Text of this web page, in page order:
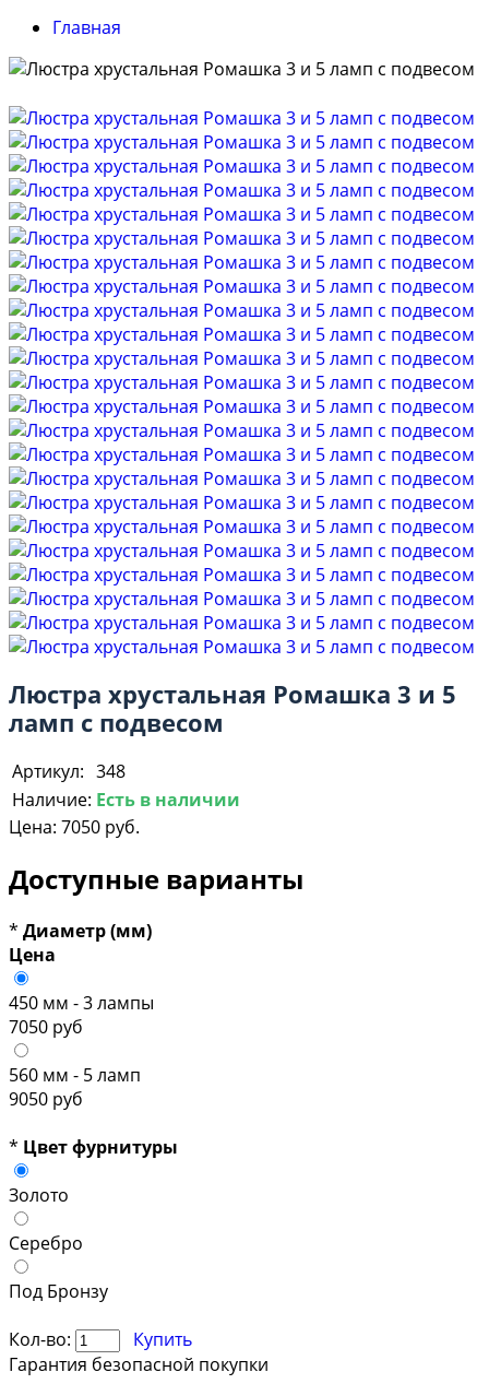
Главная
Люстра хрустальная Ромашка 3 и 5
ламп с подвесом
Артикул: 348
Наличие: Есть в наличии
Цена: 7050 руб.
Доступные варианты
* Диаметр (мм)
Цена
450 мм - 3 лампы
7050 руб
560 мм - 5 ламп
9050 руб
* Цвет фурнитуры
Золото
Серебро
Под Бронзу
Кол-во:
Купить
Гарантия безопасной покупки